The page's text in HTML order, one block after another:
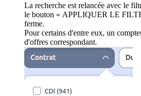
La recherche est relancée avec le
le bouton « APPLIQUER LE
ferme.
Pour certains d'entre eux, un
d'offres correspondant.